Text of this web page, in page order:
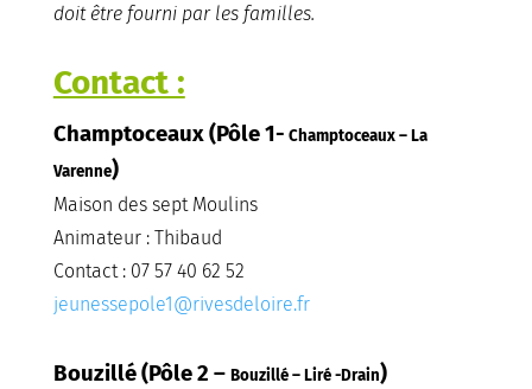
doit être fourni par les familles.
Contact :
Champtoceaux(Pôle 1- Champtoceaux – La
Varenne)
Maison des sept Moulins
Animateur : Thibaud
Contact : 07 57 40 62 52
jeunessepole1@rivesdeloire.fr
Bouzillé (Pôle 2 – Bouzillé – Liré -Drain)